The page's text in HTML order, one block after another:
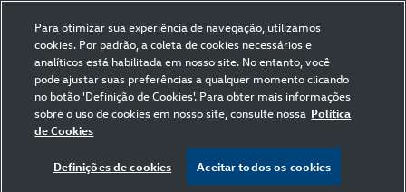
Home Volkswagen Vestuário Camisa Polo Azul Escuro
Ordenar por
Para otimizar sua experiência de navegação, utilizamos
cookies. Por padrão, a coleta de cookies necessários e
analíticos está habilitada em nosso site. No entanto, você
pode ajustar suas preferências a qualquer momento clicando
no botão 'Definição de Cookies'. Para obter mais informações
sobre o uso de cookies em nosso site, consulte nossa Política
de Cookies
Definições de cookies Aceitar todos os cookies